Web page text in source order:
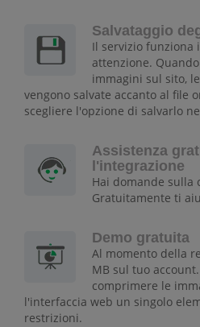
Salvataggio
Il servizio funziona
attenzione.
immagini sul sito,
vengono salvate accanto al file
scegliere l'opzione di salvarlo
Assistenza
l'integrazione
Hai domande sulla
Gratuitamente ti
Demo gratuita
Al momento della
MB sul tuo
comprimere le
l'interfaccia web un singolo
restrizioni.